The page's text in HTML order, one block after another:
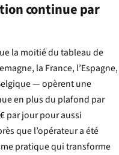
continue par
la moitié du tableau de
la France, l’Espagne,
— opèrent une
en plus du plafond par
par jour pour aussi
que l’opérateur a été
pratique qui transforme